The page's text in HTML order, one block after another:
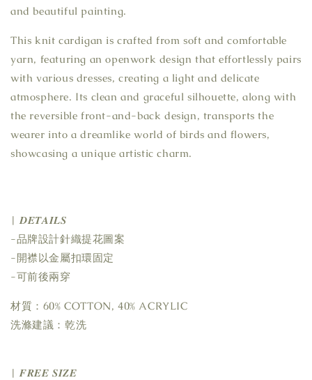
and beautiful painting.
This knit cardigan is crafted from soft and comfortable
yarn, featuring an openwork design that effortlessly pairs
with various dresses, creating a light and delicate
atmosphere. Its clean and graceful silhouette, along with
the reversible front-and-back design, transports the
wearer into a dreamlike world of birds and flowers,
showcasing a unique artistic charm.
| 𝑫𝑬𝑻𝑨𝑰𝑳𝑺
-品牌設計針織提花圖案
-開襟以金屬扣環固定
-可前後兩穿
材質：60% COTTON, 40% ACRYLIC
洗滌建議：乾洗
| 𝑭𝑹𝑬𝑬 𝑺𝑰𝒁𝑬